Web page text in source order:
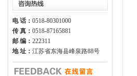
电 话： 0518-80301000
传 真： 0518-87165881
邮 编： 222311
地 址： 江苏省东海县峰泉路88号